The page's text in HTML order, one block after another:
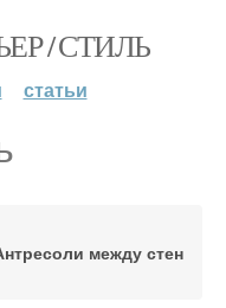
/ СТИЛЬ
статьи
между стен